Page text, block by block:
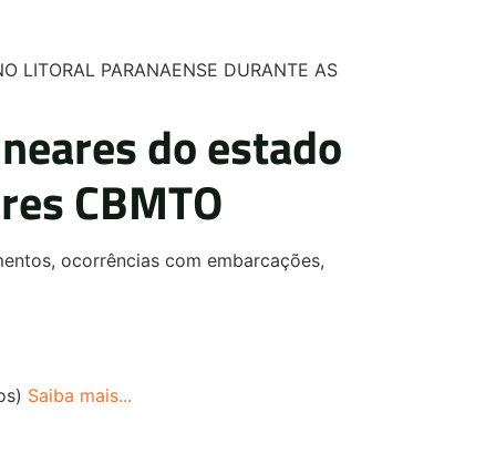
LITORAL PARANAENSE DURANTE AS
do estado
CBMTO
ocorrências com embarcações,
Saiba mais...